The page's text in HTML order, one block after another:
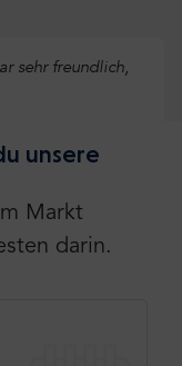
sehr freundlich,
hinzufügen
unsere
Markt
darin.